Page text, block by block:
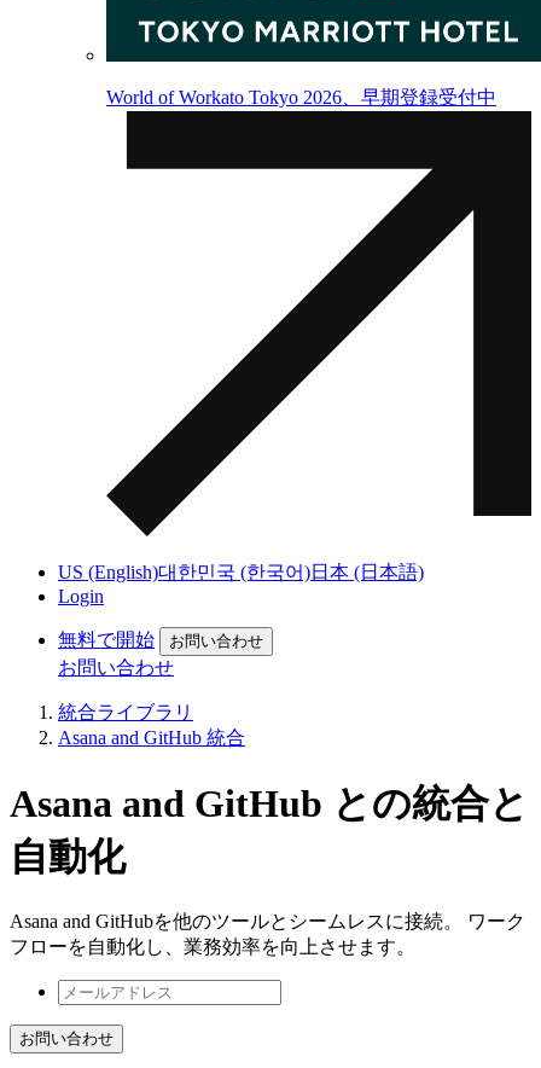
World of Workato Tokyo 2026、早期登録受付中
US (English)대한민국 (한국어)日本 (日本語)
Login
無料で開始 お問い合わせ
お問い合わせ
統合ライブラリ
Asana and GitHub 統合
Asana and GitHub との統合と
自動化
Asana and GitHubを他のツールとシームレスに接続。 ワーク
フローを自動化し、業務効率を向上させます。
お問い合わせ